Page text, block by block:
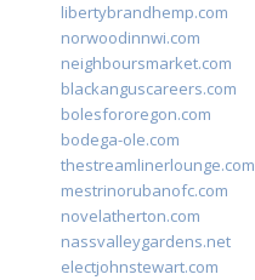
libertybrandhemp.com
norwoodinnwi.com
neighboursmarket.com
blackanguscareers.com
bolesfororegon.com
bodega-ole.com
thestreamlinerlounge.com
mestrinorubanofc.com
novelatherton.com
nassvalleygardens.net
electjohnstewart.com